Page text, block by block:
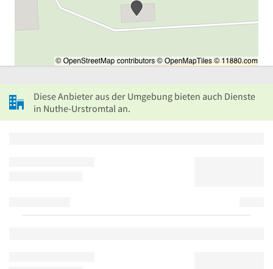
Diese Anbieter aus der Umgebung bieten auch Dienste
in Nuthe-Urstromtal an.